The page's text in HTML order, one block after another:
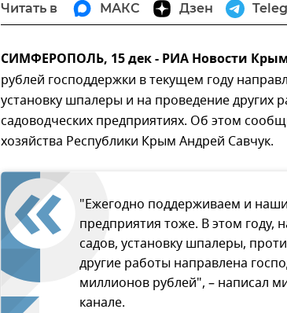
Читать в МАКС Дзен
СИМФЕРОПОЛЬ, 15 дек - РИА Новости
рублей господдержки в текущем году
установку шпалеры и на проведение других
садоводческих предприятиях. Об этом
хозяйства Республики Крым Андрей Савчук.
"Ежегодно поддерживаем и
предприятия тоже. В этом году,
садов, установку шпалеры,
другие работы направлена
миллионов рублей", – написал
канале.